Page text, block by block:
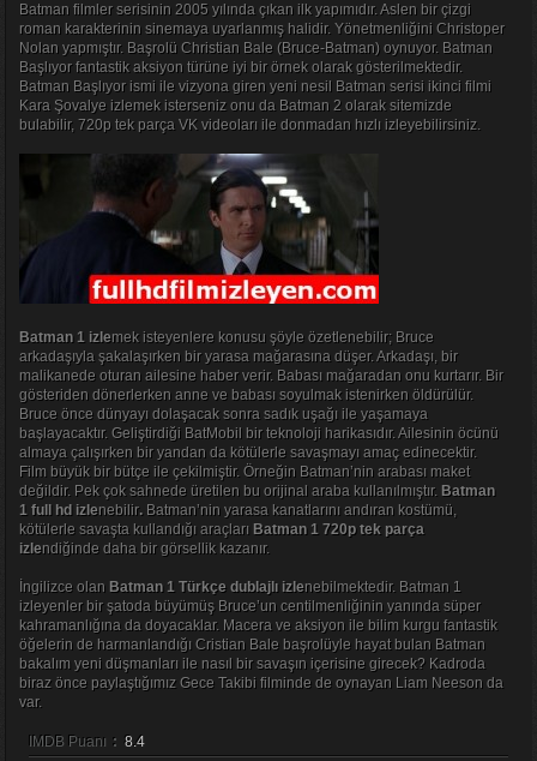
Batman filmler serisinin 2005 yılında çıkan ilk yapımıdır. Aslen bir çizgi
roman karakterinin sinemaya uyarlanmış halidir. Yönetmenliğini Christoper
Nolan yapmıştır. Başrolü Christian Bale (Bruce-Batman) oynuyor. Batman
Başlıyor fantastik aksiyon türüne iyi bir örnek olarak gösterilmektedir.
Batman Başlıyor ismi ile vizyona giren yeni nesil Batman serisi ikinci filmi
Kara Şovalye izlemek isterseniz onu da Batman 2 olarak sitemizde
bulabilir, 720p tek parça VK videoları ile donmadan hızlı izleyebilirsiniz.
Batman 1 izlemek isteyenlere konusu şöyle özetlenebilir; Bruce
arkadaşıyla şakalaşırken bir yarasa mağarasına düşer. Arkadaşı, bir
malikanede oturan ailesine haber verir. Babası mağaradan onu kurtarır. Bir
gösteriden dönerlerken anne ve babası soyulmak istenirken öldürülür.
Bruce önce dünyayı dolaşacak sonra sadık uşağı ile yaşamaya
başlayacaktır. Geliştirdiği BatMobil bir teknoloji harikasıdır. Ailesinin öcünü
almaya çalışırken bir yandan da kötülerle savaşmayı amaç edinecektir.
Film büyük bir bütçe ile çekilmiştir. Örneğin Batman’nin arabası maket
değildir. Pek çok sahnede üretilen bu orijinal araba kullanılmıştır. Batman
1 full hd izlenebilir. Batman’nin yarasa kanatlarını andıran kostümü,
kötülerle savaşta kullandığı araçları Batman 1 720p tek parça
izlendiğinde daha bir görsellik kazanır.
İngilizce olanBatman 1 Türkçe dublajlı izlenebilmektedir. Batman 1
izleyenler bir şatoda büyümüş Bruce’un centilmenliğinin yanında süper
kahramanlığına da doyacaklar. Macera ve aksiyon ile bilim kurgu fantastik
öğelerin de harmanlandığı Cristian Bale başrolüyle hayat bulan Batman
bakalım yeni düşmanları ile nasıl bir savaşın içerisine girecek? Kadroda
biraz önce paylaştığımız Gece Takibi filminde de oynayan Liam Neeson da
var.
IMDB Puanı : 8.4